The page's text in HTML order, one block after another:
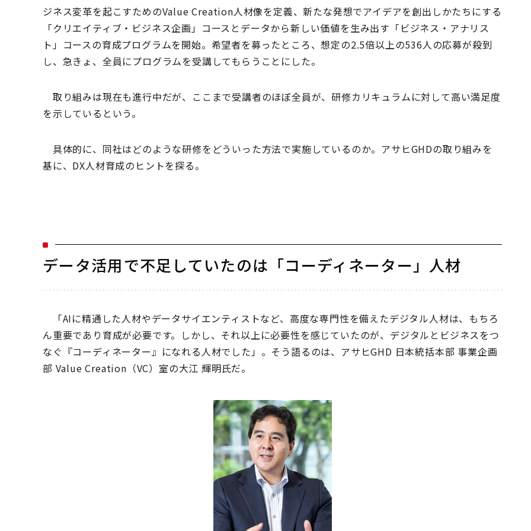
ジネス変革を起こすためのValue Creation人材像を定義、新たな発想でアイデアを創出しかたちにする
「クリエイティブ・ビジネス企画」コースとデータから新しい価値を生み出す「ビジネス・アナリス
ト」コースの育成プログラムを開始。希望者を募ったところ、想定の2.5倍以上の536⼈の応募が殺到
し、急きょ、全員にプログラムを受講してもらうことにした。
取り組みは現在も進行中だが、ここまで受講者のほぼ全員が、研修カリキュラムに対して高い満足度
を示しているという。
具体的に、同社はどのような研修をどういった方法で実施しているのか。アサヒGHDの取り組みを
基に、DX人材育成のヒントを探る。
データ活用で不足していたのは「コーディネーター」人材
「AIに精通した人材やデータサイエンティストなど、高度な専門性を備えたデジタル人材は、もちろ
ん重要であり育成が必要です。しかし、それ以上に必要性を感じていたのが、デジタルとビジネスをつ
なぐ『コーディネーター』になれる人材でした」。そう語るのは、アサヒGHD ⽇本統括本部 事業企画
部 Value Creation（VC）室の⼤江 輝明⽒だ。